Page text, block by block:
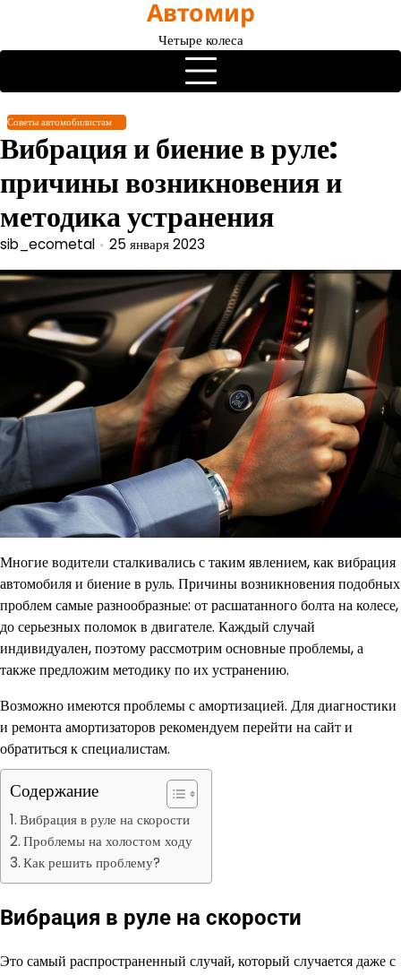
содержимому
Автомир
Четыре колеса
Советы автомобилистам
Вибрация и биение в руле:
причины возникновения и
методика устранения
sib_ecometal 25 января 2023
Многие водители сталкивались с таким явлением, как вибрация
автомобиля и биение в руль. Причины возникновения подобных
проблем самые разнообразные: от расшатанного болта на колесе,
до серьезных поломок в двигателе. Каждый случай
индивидуален, поэтому рассмотрим основные проблемы, а
также предложим методику по их устранению.
Возможно имеются проблемы с амортизацией. Для диагностики
и ремонта амортизаторов рекомендуем перейти на сайт и
обратиться к специалистам.
Содержание
Вибрация в руле на скорости
Проблемы на холостом ходу
Как решить проблему?
Вибрация в руле на скорости
Это самый распространенный случай, который случается даже с